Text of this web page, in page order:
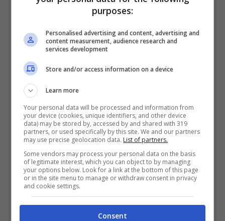
loro la madre. La sostengono nella sua
convalescenza mandandole tanto affetto.
Ciò che rende le cose più facili è che
Jacques e Gabriellaora vengono educati a
palazzo.”Parole quelle del reggente che
mettono in evidenza le diversità educative
che i due genitori hanno nei confronti dei
figli e che in passato sono state motivo di
liti e distacco.
purposes:
Personalised advertising and content, advertising and
content measurement, audience research and
services development
Store and/or access information on a device
Learn more
Your personal data will be processed and information from
your device (cookies, unique identifiers, and other device
data) may be stored by, accessed by and shared with 319
partners, or used specifically by this site. We and our partners
may use precise geolocation data. List of partners.
Some vendors may process your personal data on the basis
of legitimate interest, which you can object to by managing
your options below. Look for a link at the bottom of this page
or in the site menu to manage or withdraw consent in privacy
and cookie settings.
Consent